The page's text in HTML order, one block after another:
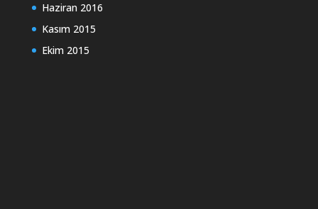
Haziran 2016
Kasım 2015
Ekim 2015